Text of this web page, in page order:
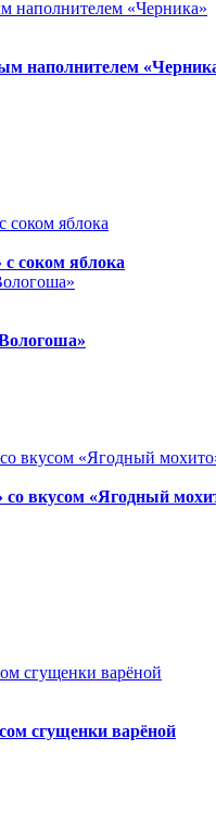
наполнителем
соком яблока
вкусом «Ягодный
сгущенки варёной